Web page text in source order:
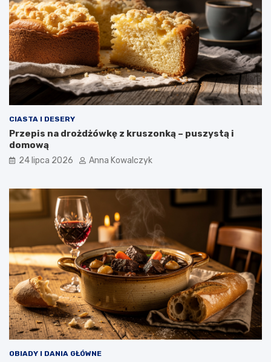
CIASTA I DESERY
Przepis na drożdżówkę z kruszonką – puszystą i
domową
24 lipca 2026 Anna Kowalczyk
OBIADY I DANIA GŁÓWNE